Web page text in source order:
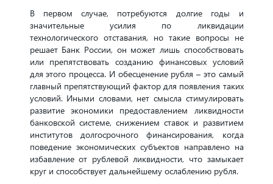
В первом случае, потребуются долгие годы и
значительные усилия по ликвидации
технологического отставания, но такие вопросы не
решает Банк России, он может лишь способствовать
или препятствовать созданию финансовых условий
для этого процесса. И обесценение рубля – это самый
главный препятствующий фактор для появления таких
условий. Иными словами, нет смысла стимулировать
развитие экономики предоставлением ликвидности
банковской системе, снижением ставок и развитием
институтов долгосрочного финансирования, когда
поведение экономических субъектов направлено на
избавление от рублевой ликвидности, что замыкает
круг и способствует дальнейшему ослаблению рубля.